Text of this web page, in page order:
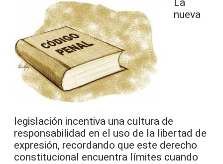
nueva
legislación incentiva una cultura de
responsabilidad en el uso de la libertad de
expresión, recordando que este derecho
constitucional encuentra límites cuando